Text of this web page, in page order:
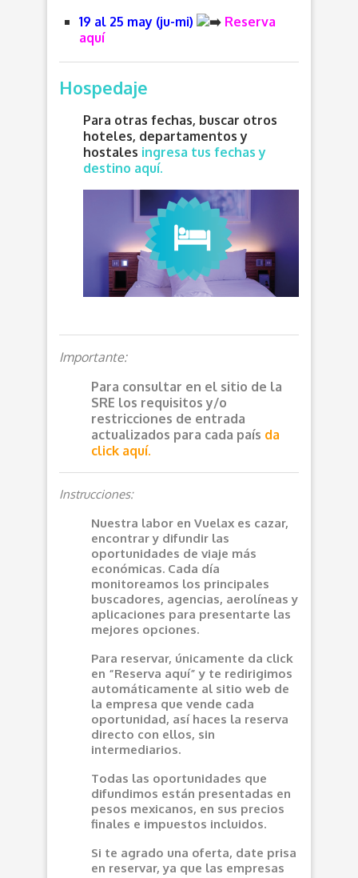
19 al 25 may (ju-mi)
Reserva
aquí
Hospedaje
Para otras fechas, buscar otros
hoteles, departamentos y
hostales ingresa tus fechas y
destino aquí.
Importante:
Para consultar en el sitio de la
SRE los requisitos y/o
restricciones de entrada
actualizados para cada país da
click aquí.
Instrucciones:
Nuestra labor en Vuelax es cazar,
encontrar y difundir las
oportunidades de viaje más
económicas. Cada día
monitoreamos los principales
buscadores, agencias, aerolíneas y
aplicaciones para presentarte las
mejores opciones.
Para reservar, únicamente da click
en “Reserva aquí” y te redirigimos
automáticamente al sitio web de
la empresa que vende cada
oportunidad, así haces la reserva
directo con ellos, sin
intermediarios.
Todas las oportunidades que
difundimos están presentadas en
pesos mexicanos, en sus precios
finales e impuestos incluidos.
Si te agrado una oferta, date prisa
en reservar, ya que las empresas